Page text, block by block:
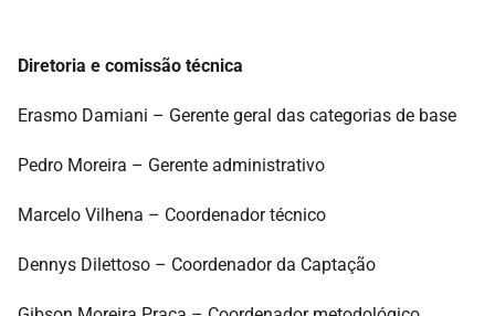
Diretoria e comissão técnica
Erasmo Damiani – Gerente geral das categorias de base
Pedro Moreira – Gerente administrativo
Marcelo Vilhena – Coordenador técnico
Dennys Dilettoso – Coordenador da Captação